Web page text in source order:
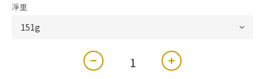
淨重